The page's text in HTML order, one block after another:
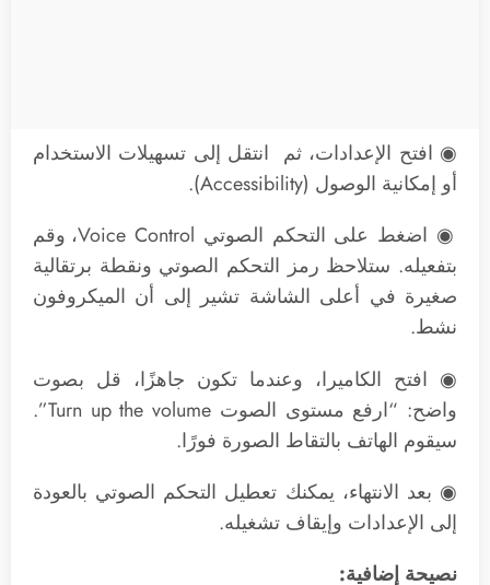
◉ افتح الإعدادات، ثم انتقل إلى تسهيلات الاستخدام
أو إمكانية الوصول (Accessibility).
◉ اضغط على التحكم الصوتي Voice Control، وقم
بتفعيله. ستلاحظ رمز التحكم الصوتي ونقطة برتقالية
صغيرة في أعلى الشاشة تشير إلى أن الميكروفون
نشط.
◉ افتح الكاميرا، وعندما تكون جاهزًا، قل بصوت
واضح: “ارفع مستوى الصوت Turn up the volume”.
سيقوم الهاتف بالتقاط الصورة فورًا.
◉ بعد الانتهاء، يمكنك تعطيل التحكم الصوتي بالعودة
إلى الإعدادات وإيقاف تشغيله.
نصيحة إضافية: